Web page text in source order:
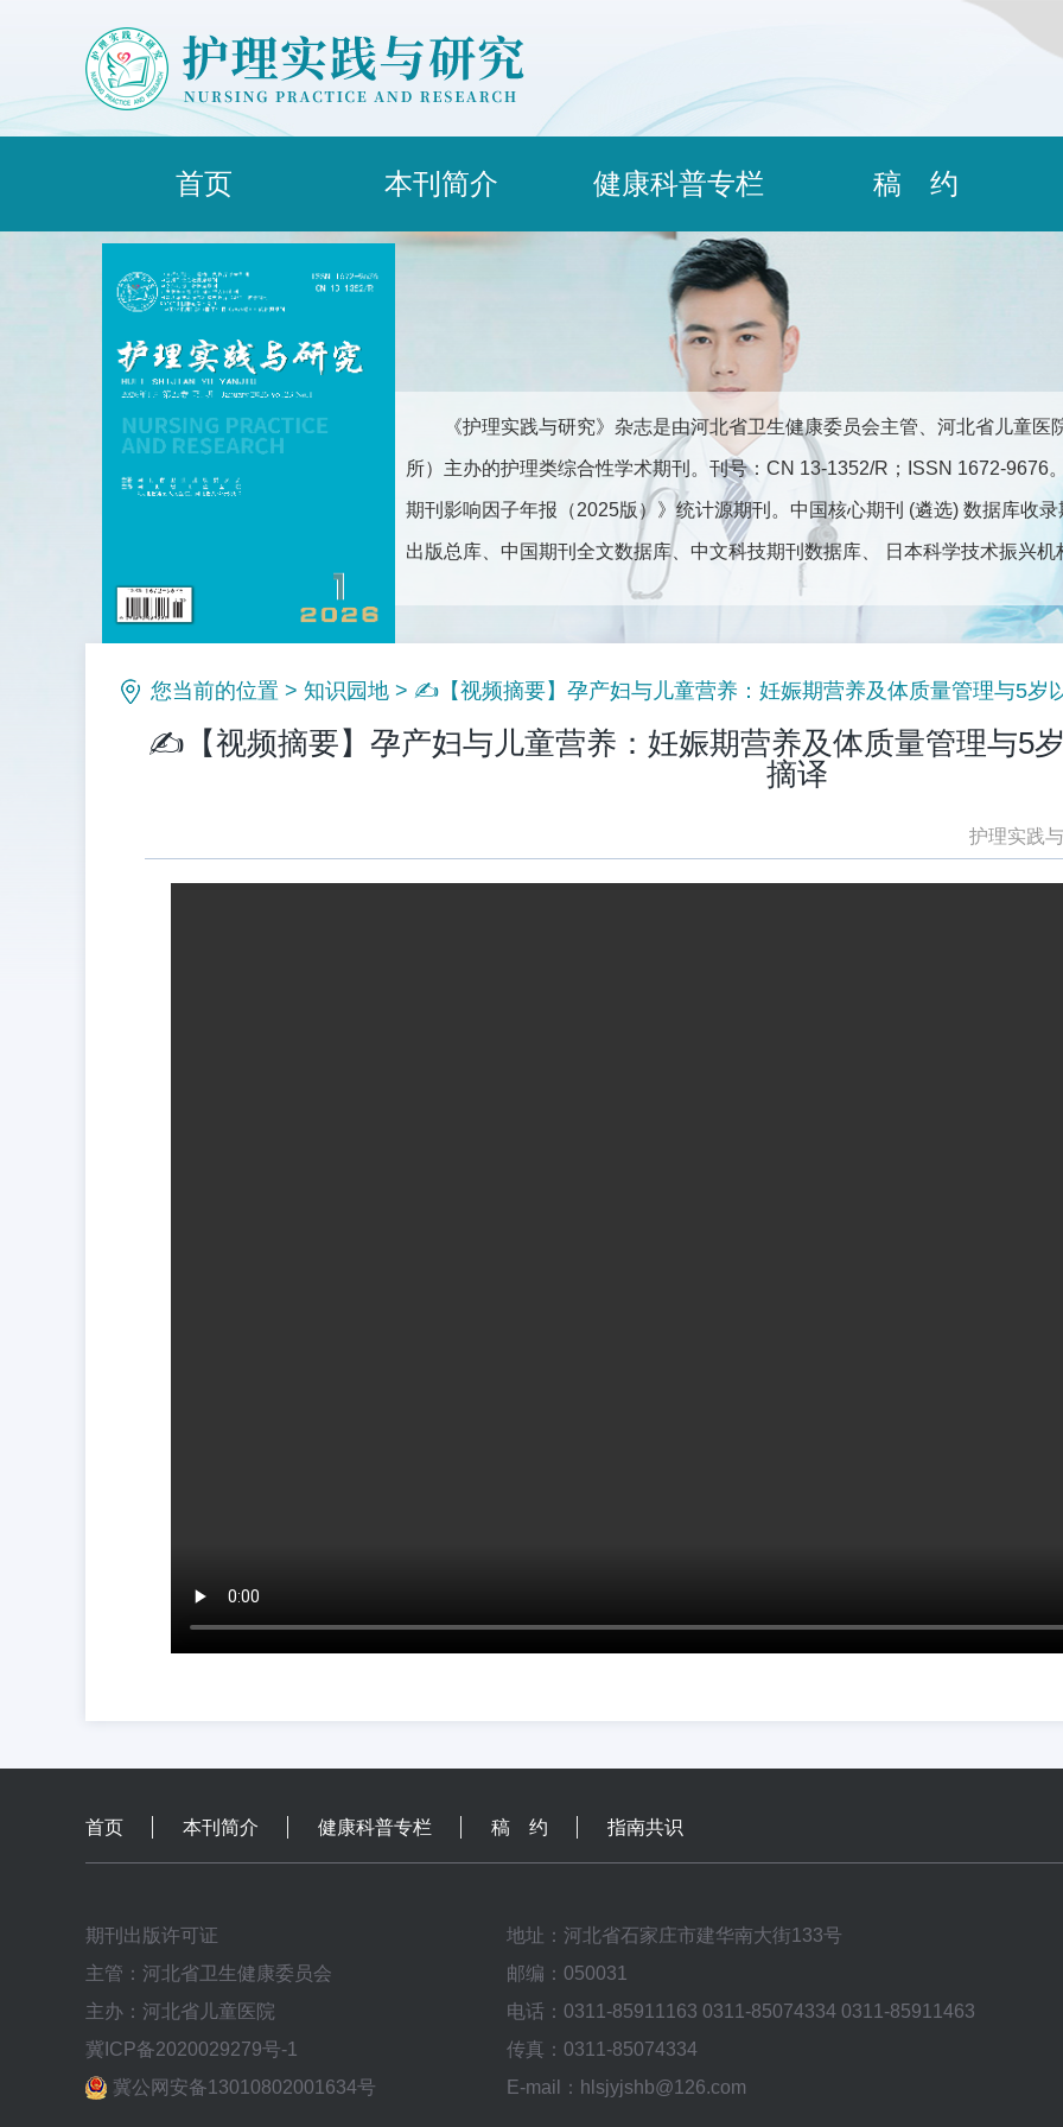
首页 本刊简介 健康科普专栏 稿 约
《护理实践与研究》杂志是由河北省卫生健康委员会主管、河北省儿童
所）主办的护理类综合性学术期刊。刊号：CN 13-1352/R；ISSN 1672-9676
期刊影响因子年报（2025版）》统计源期刊。中国核心期刊 (遴选) 数据库收
出版总库、中国期刊全文数据库、中文科技期刊数据库、 日本科学技术振兴
护理科学研究、护理管理及护理教学等护理专业群体为读者对象；以报道护
论、新方法和新技术为主要内容。包括：论著、调查研究、专科护理实践、
理等栏目。是护理专业人士获得专业前沿信息、理论知识、技术方法和开展学
您当前的位置 > 知识园地 > ✍【视频摘要】孕产妇与儿童营养：妊娠期营养及体质量管理与5岁
✍【视频摘要】孕产妇与儿童营养：妊娠期营养及体质量管理与5
摘译
护理实践
首页 本刊简介 健康科普专栏 稿 约 指南共识
期刊出版许可证
主管：河北省卫生健康委员会
主办：河北省儿童医院
冀ICP备2020029279号-1
冀公网安备13010802001634号
地址：河北省石家庄市建华南大街133号
邮编：050031
电话：0311-85911163 0311-85074334 0311-85911463
传真：0311-85074334
E-mail：hlsjyjshb@126.com